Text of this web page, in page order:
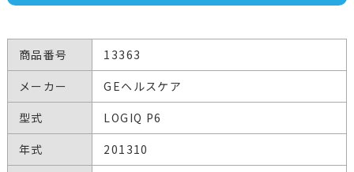
商品番号
13363
メーカー
GEヘルスケア
型式
LOGIQ P6
年式
201310